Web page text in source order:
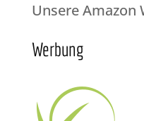
Unsere Amazon
Werbung